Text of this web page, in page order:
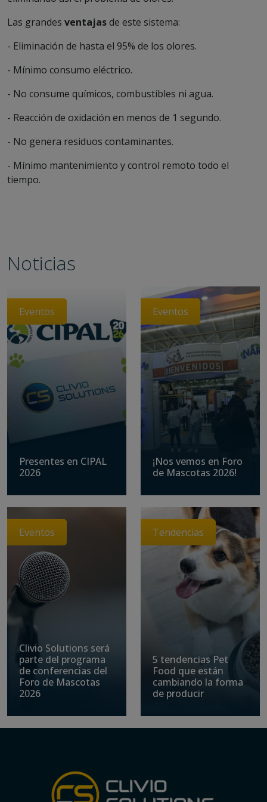
Las grandes ventajasde este sistema:
- Eliminación de hasta el 95% de los olores.
- Mínimo consumo eléctrico.
- No consume químicos, combustibles ni agua.
- Reacción de oxidación en menos de 1 segundo.
- No genera residuos contaminantes.
- Mínimo mantenimiento y control remoto todo el
tiempo.
Noticias
Eventos
Presentes en CIPAL
2026
Eventos
¡Nos vemos en Foro
de Mascotas 2026!
Eventos
Clivio Solutions será
parte del programa
de conferencias del
Foro de Mascotas
2026
Tendencias
5 tendencias Pet
Food que están
cambiando la forma
de producir